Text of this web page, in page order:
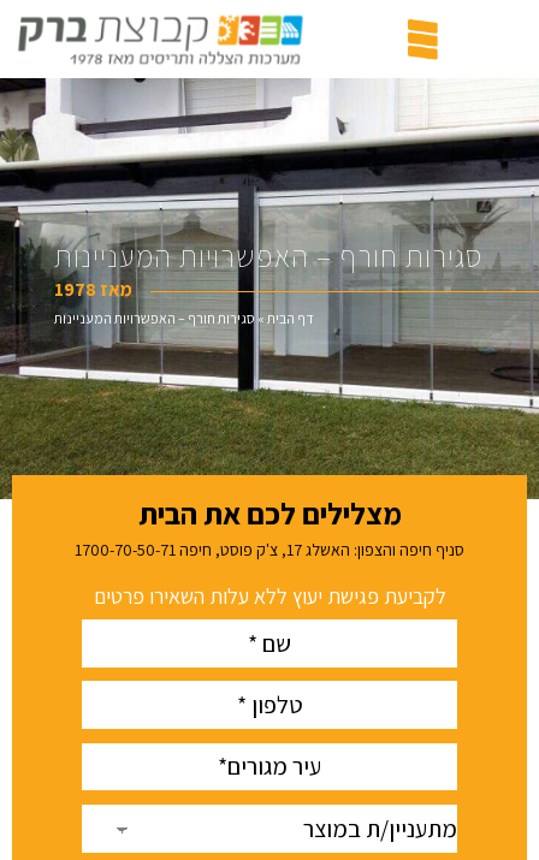
סגירות חורף – האפשרויות המעניינות
מאז 1978
דף הבית » סגירות חורף – האפשרויות המעניינות
מצלילים לכם את הבית
סניף חיפה והצפון: האשלג 17, צ'ק פוסט, חיפה 1700-70-50-71
לקביעת פגישת יעוץ ללא עלות השאירו פרטים
Name
phone
עיר
מתעניין/ת
במוצר